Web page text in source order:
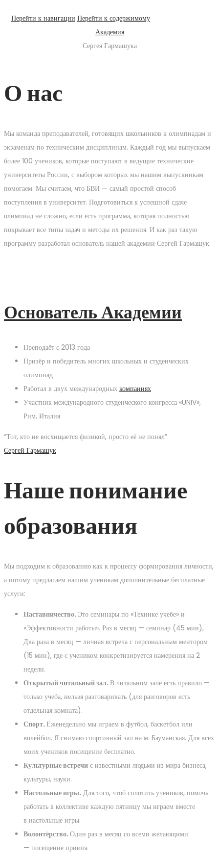
Перейти к навигации Перейти к содержимому
Академия
Сергея Гармашука
О нас
Мы команда преподавателей, готовящих школьников к олимпиадам и
экзаменам по техническим дисциплинам. Каждый год мы выпускаем
более 100 учеников, которые поступают в ведущие технические
университеты России, с выбором которых мы нашим выпускникам
помогаем. Мы считаем, что БВИ — самый простой способ
поступления в университет. Подготовиться к успешной сдаче
олимпиад не сложно, если есть программа, которая полностью
покрывает все типы задач и методы их решения. И как раз такую
программу разработал основатель нашей академии Сергей Гармашук.
Основатель Академии
Преподаёт с 2013 года
Призёр и победитель многих школьных и студенческих
олимпиад
Работал в двух международных компаниях
Участник международного студенческого конгресса «UNIV»,
Рим, Италия
“Тот, кто не восхищается физикой, просто её не понял”
Сергей Гармашук
Наше понимание
образования
Мы подходим к образованию как к процессу формирования личности,
а потому предлагаем нашим ученикам дополнительные бесплатные
услуги:
Наставничество.Это семинары по «Технике учебе» и
«Эффективности работы». Раз в месяц — семинар (45 мин),
Два раза в месяц — личная встреча с персональным ментором
(15 мин), где с учеником конкретизируется намерения на 2
недели.
Открытый читальный зал.В читальном зале есть правило —
только учеба, нельзя разговаривать (для разговоров есть
отдельная комната).
Спорт.Еженедельно мы играем в футбол, баскетбол или
волейбол. Я снимаю спортивный зал на м. Бауманская. Для всех
моих учеников посещение бесплатно.
Культурные встречи с известными людьми из мира бизнеса,
культуры, науки.
Настольные игры. Для того, чтоб сплотить учеников, помочь
работать в коллективе каждую пятницу мы играем вместе
в настольные игры.
Волонтёрство.Один раз в месяц со всеми желающими:
— посещение приюта